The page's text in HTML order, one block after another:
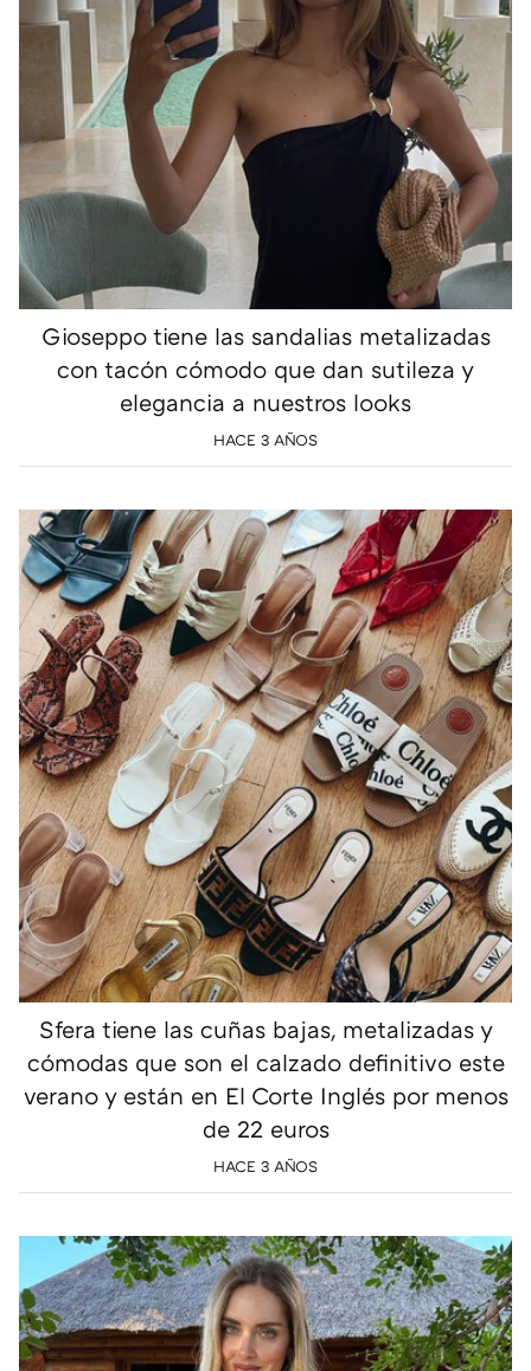
Gioseppo tiene las sandalias metalizadas
con tacón cómodo que dan sutileza y
elegancia a nuestros looks
HACE 3 AÑOS
Sfera tiene las cuñas bajas, metalizadas y
cómodas que son el calzado definitivo este
verano y están en El Corte Inglés por menos
de 22 euros
HACE 3 AÑOS